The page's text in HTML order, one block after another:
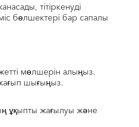
тітіркенуді
бөлшектері бар сапалы
мөлшерін алыңыз.
п шығыңыз.
ұқыпты жағылуы және